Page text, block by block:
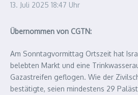
13. Juli 2025 18:47 Uhr
Übernommen von CGTN:
Am Sonntagvormittag Ortszeit hat
belebten Markt und eine
Gazastreifen geflogen. Wie der
bestätigte, seien mindestens 29